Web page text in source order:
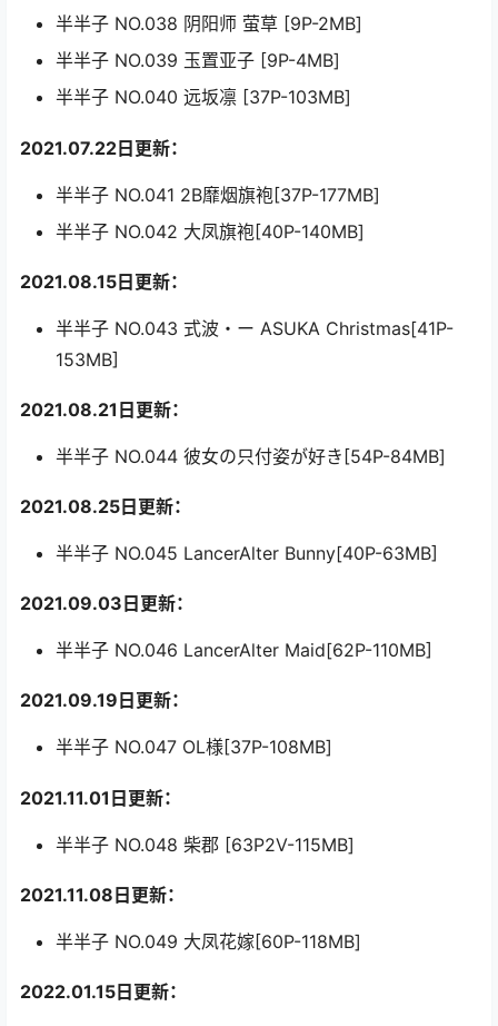
半半子 NO.038 阴阳师 萤草 [9P-2MB]
半半子 NO.039 玉置亚子 [9P-4MB]
半半子 NO.040 远坂凛 [37P-103MB]
2021.07.22日更新：
半半子 NO.041 2B靡烟旗袍[37P-177MB]
半半子 NO.042 大凤旗袍[40P-140MB]
2021.08.15日更新：
半半子 NO.043 式波・ー ASUKA Christmas[41P-
153MB]
2021.08.21日更新：
半半子 NO.044 彼女の只付姿が好き[54P-84MB]
2021.08.25日更新：
半半子 NO.045 LancerAlter Bunny[40P-63MB]
2021.09.03日更新：
半半子 NO.046 LancerAlter Maid[62P-110MB]
2021.09.19日更新：
半半子 NO.047 OL様[37P-108MB]
2021.11.01日更新：
半半子 NO.048 柴郡 [63P2V-115MB]
2021.11.08日更新：
半半子 NO.049 大凤花嫁[60P-118MB]
2022.01.15日更新：